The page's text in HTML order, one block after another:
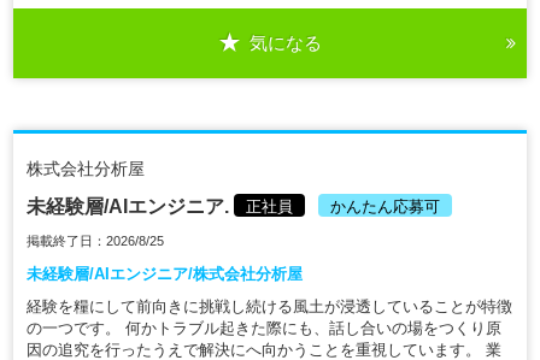
気になる
株式会社分析屋
未経験層/AIエンジニア. 正社員 かんたん応募可
掲載終了日：2026/8/25
未経験層/AIエンジニア/株式会社分析屋
経験を糧にして前向きに挑戦し続ける風土が浸透していることが特徴
の一つです。 何かトラブル起きた際にも、話し合いの場をつくり原
因の追究を行ったうえで解決にへ向かうことを重視しています。 業